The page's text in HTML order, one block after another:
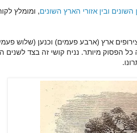
ובין אזורי הארץ השונים, ומומלץ
ארץ (ארבע פעמים) וכנען (שלוש
הפסוק מיותר. נניח קושי זה בצד לשנים